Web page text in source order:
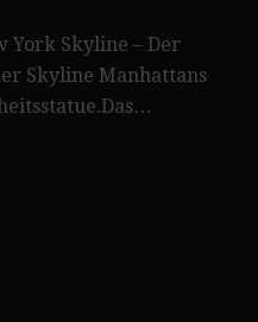
York Skyline – Der
Skyline Manhattans